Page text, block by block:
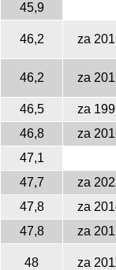
45,9
46,2 za
46,2 za
46,5
za
46,8
za
47,1
47,7
za
47,8
za
47,8 za
48 za